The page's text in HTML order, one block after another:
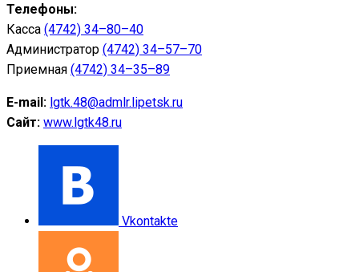
Телефоны:
Касса (4742) 34–80–40
Администратор (4742) 34–57–70
Приемная (4742) 34–35–89
E-mail: lgtk.48@admlr.lipetsk.ru
Сайт: www.lgtk48.ru
Vkontakte